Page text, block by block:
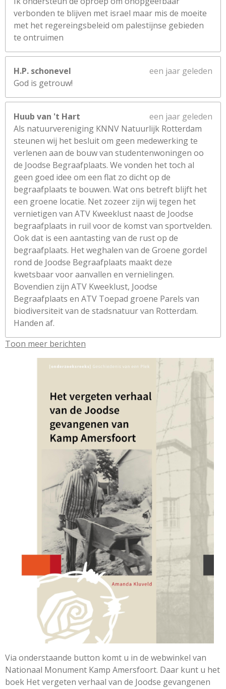
verbonden te blijven met israel maar mis de moeite
met het regereingsbeleid om palestijnse gebieden
te ontruimen
H.P. schonevel
een jaar geleden
God is getrouw!
Huub van 't Hart
een jaar geleden
Als natuurvereniging KNNV Natuurlijk Rotterdam
steunen wij het besluit om geen medewerking te
verlenen aan de bouw van studentenwoningen oo
de Joodse Begraafplaats. We vonden het toch al
geen goed idee om een flat zo dicht op de
begraafplaats te bouwen. Wat ons betreft blijft het
een groene locatie. Net zozeer zijn wij tegen het
vernietigen van ATV Kweeklust naast de Joodse
begraafplaats in ruil voor de komst van sportvelden.
Ook dat is een aantasting van de rust op de
begraafplaats. Het weghalen van de Groene gordel
rond de Joodse Begraafplaats maakt deze
kwetsbaar voor aanvallen en vernielingen.
Bovendien zijn ATV Kweeklust, Joodse
Begraafplaats en ATV Toepad groene Parels van
biodiversiteit van de stadsnatuur van Rotterdam.
Handen af.
Toon meer berichten
Via onderstaande button komt u in de webwinkel van
Nationaal Monument Kamp Amersfoort. Daar kunt u het
boek Het vergeten verhaal van de Joodse gevangenen